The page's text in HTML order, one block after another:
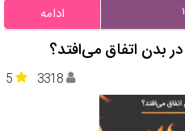
ادامه
بدن اتفاق می‌افتد؟
5 3318